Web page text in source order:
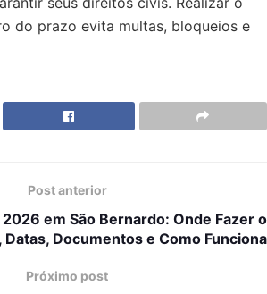
do prazo evita multas, bloqueios e
Post anterior
em São Bernardo: Onde Fazer o
Documentos e Como Funciona
Próximo post